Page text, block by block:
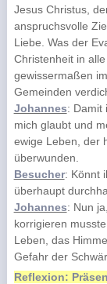
Jesus Christus,
anspruchsvolle
Liebe. Was der
Christenheit in
gewissermaßen
Gemeinden
Johannes: Damit
mich glaubt und
ewige Leben, der
überwunden.
Besucher: Könnt
überhaupt
Johannes: Nun
korrigieren
Leben, das
Gefahr der
Reflexion: